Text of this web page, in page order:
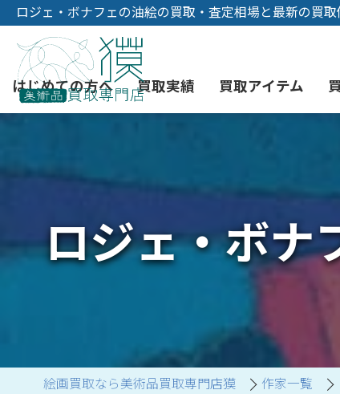
ロジェ・ボナフェの油絵の買取・査定相場と最新の買
はじめての方へ
初めての美術品売却
YOUTUBE
買取実績 買取アイテム
骨董品買取
中国骨董品買取
宅配・郵送買取
消費者志向自主宣言
ロジェ・ボナ
絵画買取なら美術品買取専門店獏 作家一覧